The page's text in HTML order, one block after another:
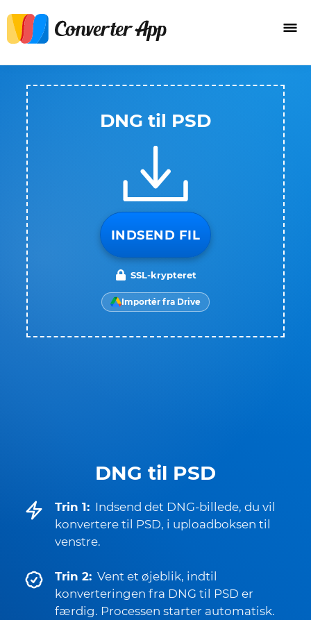
DNG til PSD
Trin 1: Indsend det DNG-billede, du vil
konvertere til PSD, i uploadboksen til
venstre.
Trin 2: Vent et øjeblik, indtil
konverteringen fra DNG til PSD er
færdig. Processen starter automatisk.
DNG til PSD
INDSEND FIL
SSL-krypteret
Importér fra Drive